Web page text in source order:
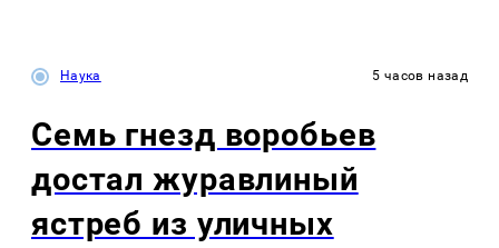
Наука 5 часов назад
Семь гнезд воробьев
достал журавлиный
ястреб из уличных